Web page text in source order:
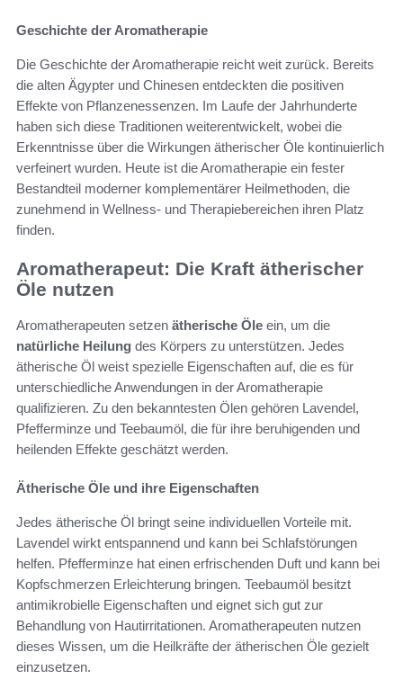
Geschichte der Aromatherapie
Die Geschichte der Aromatherapie reicht weit zurück. Bereits
die alten Ägypter und Chinesen entdeckten die positiven
Effekte von Pflanzenessenzen. Im Laufe der Jahrhunderte
haben sich diese Traditionen weiterentwickelt, wobei die
Erkenntnisse über die Wirkungen ätherischer Öle kontinuierlich
verfeinert wurden. Heute ist die Aromatherapie ein fester
Bestandteil moderner komplementärer Heilmethoden, die
zunehmend in Wellness- und Therapiebereichen ihren Platz
finden.
Aromatherapeut: Die Kraft ätherischer
Öle nutzen
Aromatherapeuten setzen ätherische Öle ein, um die
natürliche Heilung des Körpers zu unterstützen. Jedes
ätherische Öl weist spezielle Eigenschaften auf, die es für
unterschiedliche Anwendungen in der Aromatherapie
qualifizieren. Zu den bekanntesten Ölen gehören Lavendel,
Pfefferminze und Teebaumöl, die für ihre beruhigenden und
heilenden Effekte geschätzt werden.
Ätherische Öle und ihre Eigenschaften
Jedes ätherische Öl bringt seine individuellen Vorteile mit.
Lavendel wirkt entspannend und kann bei Schlafstörungen
helfen. Pfefferminze hat einen erfrischenden Duft und kann bei
Kopfschmerzen Erleichterung bringen. Teebaumöl besitzt
antimikrobielle Eigenschaften und eignet sich gut zur
Behandlung von Hautirritationen. Aromatherapeuten nutzen
dieses Wissen, um die Heilkräfte der ätherischen Öle gezielt
einzusetzen.